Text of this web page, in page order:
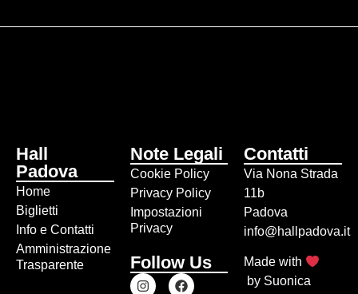
Hall
Padova
Home
Biglietti
Info e Contatti
Amministrazione
Trasparente
Note Legali
Cookie Policy
Privacy Policy
Impostazioni
Privacy
Follow Us
Contatti
Via Nona Strada
11b
Padova
info@hallpadova.it
Made with
by Suonica